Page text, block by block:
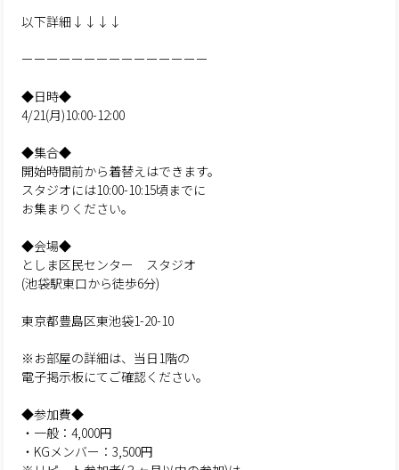
以下詳細↓↓↓↓
ーーーーーーーーーーーーーーー
◆日時◆
4/21(月)10:00-12:00
◆集合◆
開始時間前から着替えはできます。
スタジオには10:00-10:15頃までに
お集まりください。
◆会場◆
としま区民センター スタジオ
(池袋駅東口から徒歩6分)
東京都豊島区東池袋1-20-10
※お部屋の詳細は、当日1階の
電子掲示板にてご確認ください。
◆参加費◆
・一般：4,000円
・KGメンバー：3,500円